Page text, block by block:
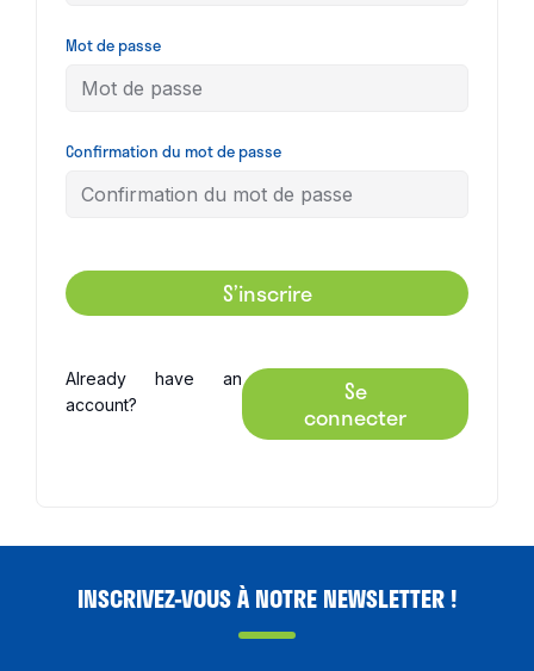
Mot de passe
Confirmation du mot de passe
S’inscrire
Already have an
account?
Se
connecter
INSCRIVEZ-VOUS À NOTRE NEWSLETTER !